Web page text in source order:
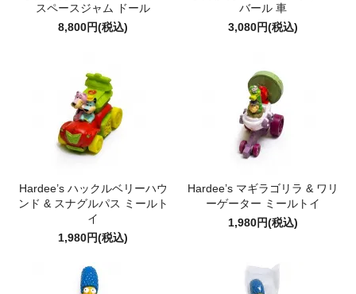
スペースジャム ドール
8,800円(税込)
バール 車
3,080円(税込)
Hardee’s ハックルベリーハウ
ンド & スナグルパス ミールト
イ
1,980円(税込)
Hardee’s マギラゴリラ & ワリ
ーゲーター ミールトイ
1,980円(税込)